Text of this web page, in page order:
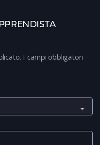
I campi obbligatori